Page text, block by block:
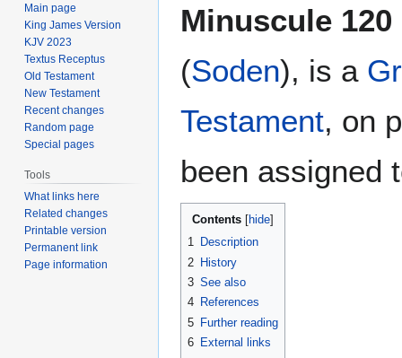
toto
Minuscule 120
(Soden), is a
Testament, on
been assigned
Contents
1 Description
2 History
3 See also
4 References
5 Further reading
6 External links
Main page
King James Version
KJV 2023
Textus Receptus
Old Testament
New Testament
Recent changes
Random page
Special pages
Tools
What links here
Related changes
Printable version
Permanent link
Page information